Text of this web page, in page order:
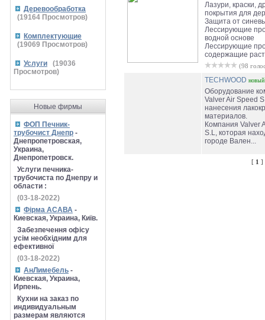
Деревообработка
(19164 Просмотров)
Комплектующие
(19069 Просмотров)
Услуги (19036
Просмотров)
Новые фирмы
ФОП Печник-
трубочист Днепр -
Днепропетровская,
Украина,
Днепропетровск.
Услуги печника-
трубочиста по Днепру и
области :
(03-18-2022)
Фірма АСАВА -
Киевская, Украина, Київ.
Забезпечення офісу
усім необхідним для
ефективної
(03-18-2022)
АнЛимебель -
Киевская, Украина,
Ирпень.
Кухни на заказ по
индивидуальным
размерам являются
Лазури, краски,
покрытия для
Защита от
Лессирующие
водной основе
Лессирующие
содержащие
(98
TECHWOOD новый
Оборудование
Valver Air Speed
нанесения
материалов.
Компания Valver
S.L, которая
городе Вален...
[ 1 ]